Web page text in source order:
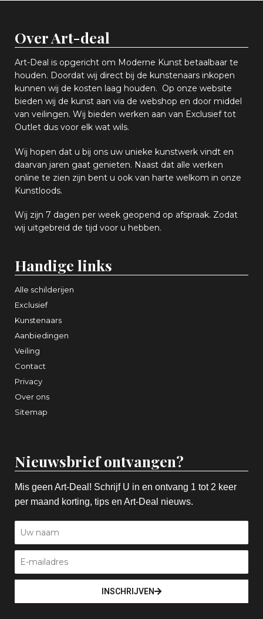
Over Art-deal
Art-Deal is opgericht om Moderne Kunst betaalbaar te
houden. Doordat wij direct bij de kunstenaars inkopen
kunnen wij de kosten laag houden. Op onze website
bieden wij de kunst aan via de webshop en door middel
van veilingen. Wij bieden werken aan van Exclusief tot
Outlet dus voor elk wat wils.
Wij hopen dat u bij ons uw unieke kunstwerk vindt en
daarvan jaren gaat genieten. Naast dat alle werken
online te zien zijn bent u ook van harte welkom in onze
Kunstloods.
Wij zijn 7 dagen per week geopend op afspraak. Zodat
wij uitgebreid de tijd voor u hebben.
Handige links
Alle schilderijen
Exclusief
Kunstenaars
Aanbiedingen
Veiling
Contact
Privacy
Over ons
Sitemap
Nieuwsbrief ontvangen?
Mis geen Art-Deal! Schrijf U in en ontvang 1 tot 2 keer
per maand korting, tips en Art-Deal nieuws.
INSCHRIJVEN